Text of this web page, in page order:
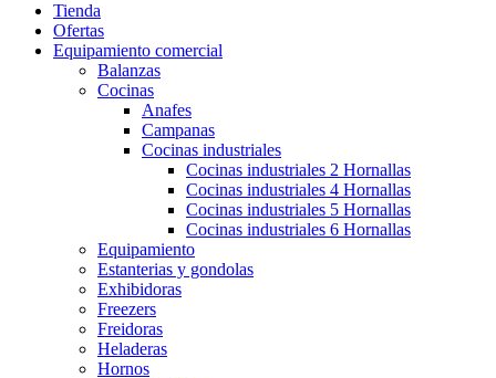
Tienda
Ofertas
Equipamiento comercial
Balanzas
Cocinas
Anafes
Campanas
Cocinas industriales
Cocinas industriales 2 Hornallas
Cocinas industriales 4 Hornallas
Cocinas industriales 5 Hornallas
Cocinas industriales 6 Hornallas
Equipamiento
Estanterias y gondolas
Exhibidoras
Freezers
Freidoras
Heladeras
Hornos